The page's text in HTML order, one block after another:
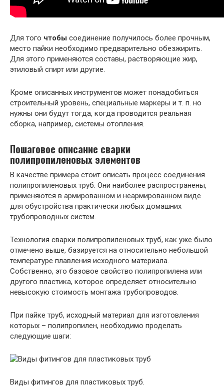
Для того чтобы соединение получилось более прочным,
место пайки необходимо предварительно обезжирить.
Для этого применяются составы, растворяющие жир,
этиловый спирт или другие.
Кроме описанных инструментов может понадобиться
строительный уровень, специальные маркеры и т. п. но
нужны они будут тогда, когда проводится реальная
сборка, например, системы отопления.
Пошаговое описание сварки
полипропиленовых элементов
В качестве примера стоит описать процесс соединения
полипропиленовых труб. Они наиболее распространены,
применяются в армированном и неармированном виде
для обустройства практически любых домашних
трубопроводных систем.
Технология сварки полипропиленовых труб, как уже было
отмечено выше, базируется на относительно небольшой
температуре плавления исходного материала.
Собственно, это базовое свойство полипропилена или
другого пластика, которое определяет относительно
невысокую стоимость монтажа трубопроводов.
При пайке труб, исходный материал для изготовления
которых – полипропилен, необходимо проделать
следующие шаги:
Виды фитингов для пластиковых труб.